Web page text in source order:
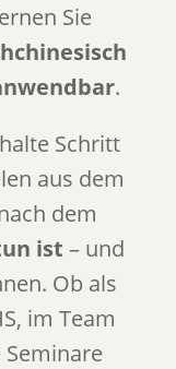
Sie
.
Schritt
aus dem
dem
ist – und
Ob als
im Team